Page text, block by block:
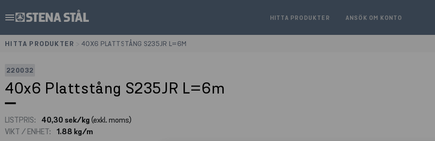
menu HITTA PRODUKTER ANSÖK OM KONTO
HITTA PRODUKTER 40X6 PLATTSTÅNG S235JR L=6M
220032
40x6 Plattstång S235JR L=6m
LISTPRIS: 40,30 sek/kg(exkl. moms)
VIKT / ENHET:
1.88 kg/m